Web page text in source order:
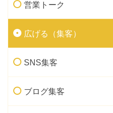
営業トーク
広げる（集客）
SNS集客
ブログ集客